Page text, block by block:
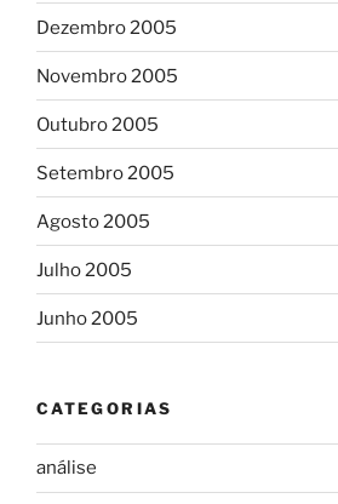
Dezembro 2005
Novembro 2005
Outubro 2005
Setembro 2005
Agosto 2005
Julho 2005
Junho 2005
CATEGORIAS
análise